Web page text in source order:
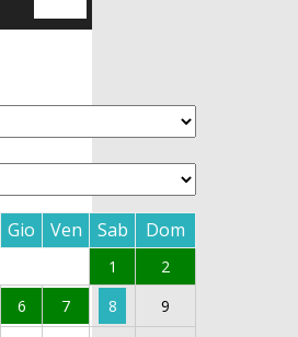
Gio Ven Sab Dom
1
2
6 7 8
9